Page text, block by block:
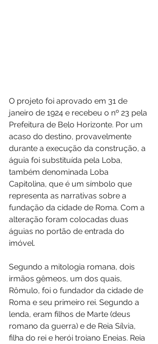
O projeto foi aprovado em 31 de
janeiro de 1924 e recebeu o nº 23 pela
Prefeitura de Belo Horizonte. Por um
acaso do destino, provavelmente
durante a execução da construção, a
águia foi substituída pela Loba,
também denominada Loba
Capitolina, que é um símbolo que
representa as narrativas sobre a
fundação da cidade de Roma. Com a
alteração foram colocadas duas
águias no portão de entrada do
imóvel.
Segundo a mitologia romana, dois
irmãos gêmeos, um dos quais,
Rômulo, foi o fundador da cidade de
Roma e seu primeiro rei. Segundo a
lenda, eram filhos de Marte (deus
romano da guerra) e de Reia Sílvia,
filha do rei e herói troiano Eneias. Reia